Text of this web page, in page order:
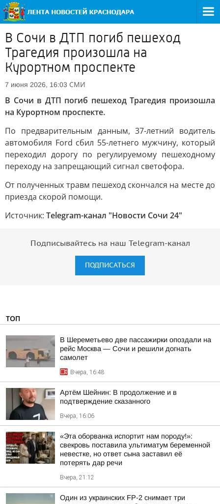
В Сочи в ДТП погиб пешеход
Трагедия произошла на
Курортном проспекте
7 июня 2026, 16:03 СМИ
В Сочи в ДТП погиб пешеход Трагедия произошла
на Курортном проспекте.
По предварительным данным, 37-летний водитель
автомобиля Ford сбил 55-летнего мужчину, который
переходил дорогу по регулируемому пешеходному
переходу на запрещающий сигнал светофора.
От полученных травм пешеход скончался на месте до
приезда скорой помощи.
Источник: Telegram-канал "Новости Сочи 24"
Подписывайтесь на наш Telegram-канал
ПОДПИСАТЬСЯ
ТОП
В Шереметьево две пассажирки опоздали на
рейс Москва — Сочи и решили догнать
самолет
Вчера, 16:48
Артём Шейнин: В продолжение и в
подтверждение сказанного
Вчера, 16:06
«Эта оборванка испортит нам породу!»:
свекровь поставила ультиматум беременной
невестке, но ответ сына заставил её
потерять дар речи
Вчера, 21:12
Один из украинских FP-2 снимает три